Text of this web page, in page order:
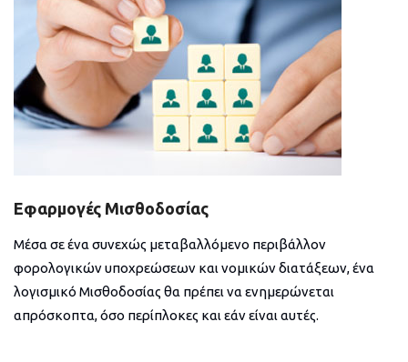
Εφαρμογές Μισθοδοσίας
Μέσα σε ένα συνεχώς μεταβαλλόμενο περιβάλλον
φορολογικών υποχρεώσεων και νομικών διατάξεων, ένα
λογισμικό Μισθοδοσίας θα πρέπει να ενημερώνεται
απρόσκοπτα, όσο περίπλοκες και εάν είναι αυτές.